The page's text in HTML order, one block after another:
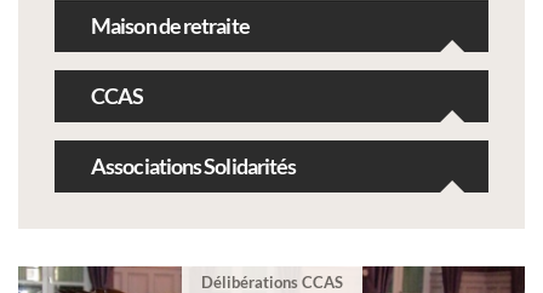
Maison de retraite
CCAS
Associations Solidarités
Délibérations CCAS